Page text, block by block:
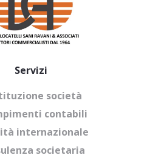
Servizi
società
contabili
internazionale
societaria